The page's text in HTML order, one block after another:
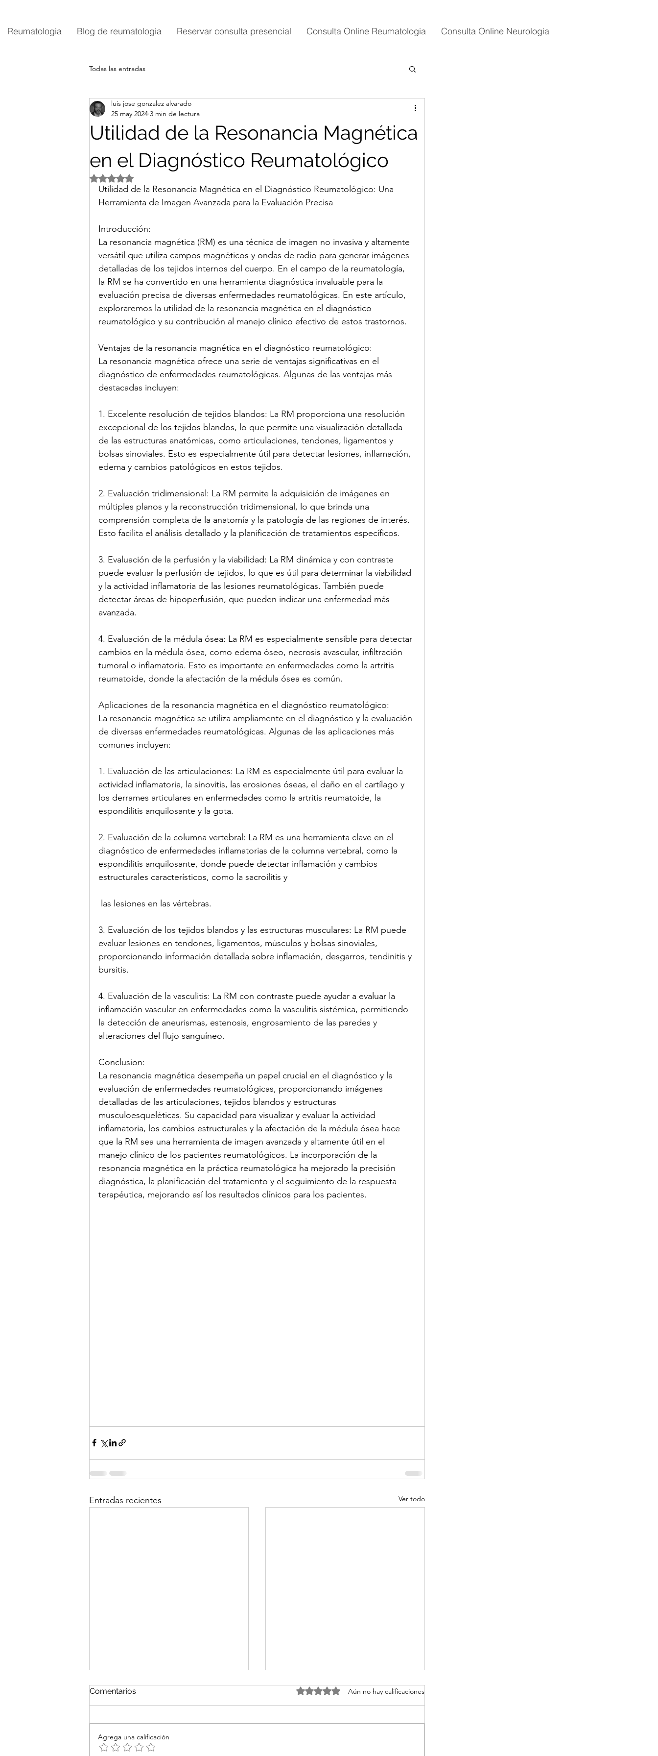
Reumatologia Blog de reumatologia Reservar consulta presencial Consulta Online Reumatologia Consulta Online Neurologia
Todas las entradas
Utilidad de la Resonancia Magnética
en el Diagnóstico Reumatológico
luis jose gonzalez alvarado
25 may 2024 3 min de lectura
Obtuvo NaN de 5 estrellas.
Utilidad de la Resonancia Magnética en el Diagnóstico Reumatológico: Una
Herramienta de Imagen Avanzada para la Evaluación Precisa
Introducción:
La resonancia magnética (RM) es una técnica de imagen no invasiva y altamente
versátil que utiliza campos magnéticos y ondas de radio para generar imágenes
detalladas de los tejidos internos del cuerpo. En el campo de la reumatología,
la RM se ha convertido en una herramienta diagnóstica invaluable para la
evaluación precisa de diversas enfermedades reumatológicas. En este artículo,
exploraremos la utilidad de la resonancia magnética en el diagnóstico
reumatológico y su contribución al manejo clínico efectivo de estos trastornos.
Ventajas de la resonancia magnética en el diagnóstico reumatológico:
La resonancia magnética ofrece una serie de ventajas significativas en el
diagnóstico de enfermedades reumatológicas. Algunas de las ventajas más
destacadas incluyen:
1. Excelente resolución de tejidos blandos: La RM proporciona una resolución
excepcional de los tejidos blandos, lo que permite una visualización detallada
de las estructuras anatómicas, como articulaciones, tendones, ligamentos y
bolsas sinoviales. Esto es especialmente útil para detectar lesiones, inflamación,
edema y cambios patológicos en estos tejidos.
2. Evaluación tridimensional: La RM permite la adquisición de imágenes en
múltiples planos y la reconstrucción tridimensional, lo que brinda una
comprensión completa de la anatomía y la patología de las regiones de interés.
Esto facilita el análisis detallado y la planificación de tratamientos específicos.
3. Evaluación de la perfusión y la viabilidad: La RM dinámica y con contraste
puede evaluar la perfusión de tejidos, lo que es útil para determinar la viabilidad
y la actividad inflamatoria de las lesiones reumatológicas. También puede
detectar áreas de hipoperfusión, que pueden indicar una enfermedad más
avanzada.
4. Evaluación de la médula ósea: La RM es especialmente sensible para detectar
cambios en la médula ósea, como edema óseo, necrosis avascular, infiltración
tumoral o inflamatoria. Esto es importante en enfermedades como la artritis
reumatoide, donde la afectación de la médula ósea es común.
Aplicaciones de la resonancia magnética en el diagnóstico reumatológico:
La resonancia magnética se utiliza ampliamente en el diagnóstico y la evaluación
de diversas enfermedades reumatológicas. Algunas de las aplicaciones más
comunes incluyen:
1. Evaluación de las articulaciones: La RM es especialmente útil para evaluar la
actividad inflamatoria, la sinovitis, las erosiones óseas, el daño en el cartílago y
los derrames articulares en enfermedades como la artritis reumatoide, la
espondilitis anquilosante y la gota.
2. Evaluación de la columna vertebral: La RM es una herramienta clave en el
diagnóstico de enfermedades inflamatorias de la columna vertebral, como la
espondilitis anquilosante, donde puede detectar inflamación y cambios
estructurales característicos, como la sacroilitis y
las lesiones en las vértebras.
3. Evaluación de los tejidos blandos y las estructuras musculares: La RM puede
evaluar lesiones en tendones, ligamentos, músculos y bolsas sinoviales,
proporcionando información detallada sobre inflamación, desgarros, tendinitis y
bursitis.
4. Evaluación de la vasculitis: La RM con contraste puede ayudar a evaluar la
inflamación vascular en enfermedades como la vasculitis sistémica, permitiendo
la detección de aneurismas, estenosis, engrosamiento de las paredes y
alteraciones del flujo sanguíneo.
Conclusion:
La resonancia magnética desempeña un papel crucial en el diagnóstico y la
evaluación de enfermedades reumatológicas, proporcionando imágenes
detalladas de las articulaciones, tejidos blandos y estructuras
musculoesqueléticas. Su capacidad para visualizar y evaluar la actividad
inflamatoria, los cambios estructurales y la afectación de la médula ósea hace
que la RM sea una herramienta de imagen avanzada y altamente útil en el
manejo clínico de los pacientes reumatológicos. La incorporación de la
resonancia magnética en la práctica reumatológica ha mejorado la precisión
diagnóstica, la planificación del tratamiento y el seguimiento de la respuesta
terapéutica, mejorando así los resultados clínicos para los pacientes.
Entradas recientes Ver todo
Síndrome Antifosfolípido
Título: Síndrome Antifosfolípido: Una
Coagulación Introducción: El
síndrome...
Comentarios Obtuvo 0 de 5 estrellas.
Aún no hay calificaciones
Agrega una calificación